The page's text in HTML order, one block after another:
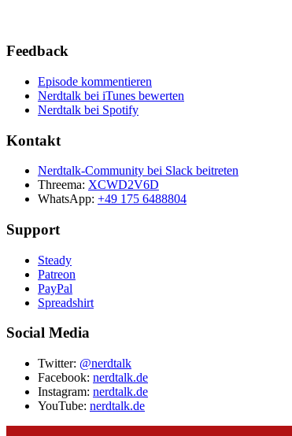
Feedback
Episode kommentieren
Nerdtalk bei iTunes bewerten
Nerdtalk bei Spotify
Kontakt
Nerdtalk-Community bei Slack beitreten
Threema: XCWD2V6D
WhatsApp: +49 175 6488804
Support
Steady
Patreon
PayPal
Spreadshirt
Social Media
Twitter: @nerdtalk
Facebook: nerdtalk.de
Instagram: nerdtalk.de
YouTube: nerdtalk.de